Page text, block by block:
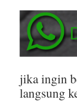
jika ingin
langsung